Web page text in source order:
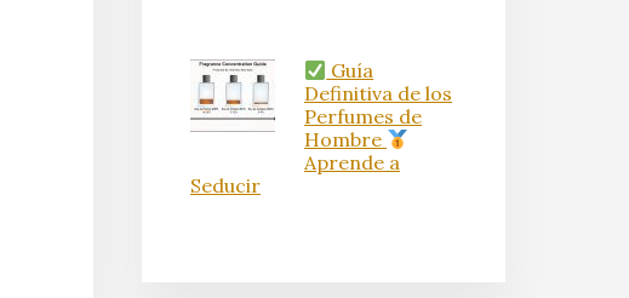
Guía
Definitiva de los
Perfumes de
Hombre
Aprende a
Seducir